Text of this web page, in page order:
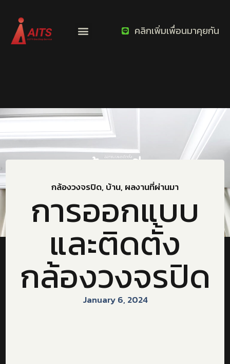
คลิกเพิ่มเพื่อนมาคุยกัน
กล้องวงจรปิด, บ้าน, ผลงานที่ผ่านมา
การออกแบบ
และติดตั้ง
กล้องวงจรปิด
January 6, 2024